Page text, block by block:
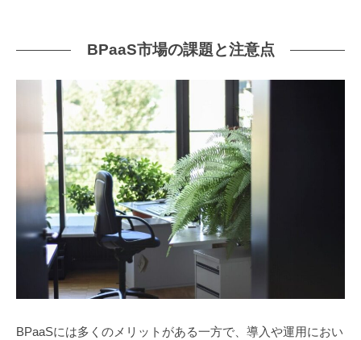
BPaaS市場の課題と注意点
BPaaSには多くのメリットがある一方で、導入や運用におい